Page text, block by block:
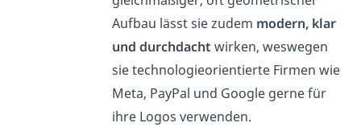
Aufbau lässt sie zudem modern, klar
und durchdacht wirken, weswegen
sie technologieorientierte Firmen wie
Meta, PayPal und Google gerne für
ihre Logos verwenden.